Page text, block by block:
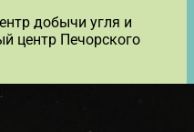
добычи угля и
центр Печорского